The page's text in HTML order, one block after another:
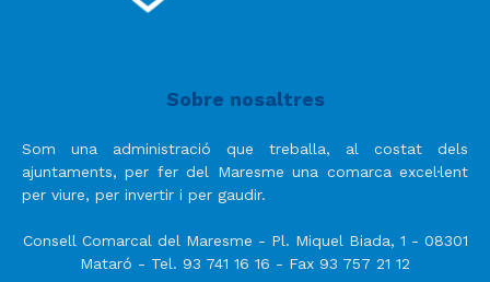
Sobre nosaltres
Som una administració que treballa, al costat dels
ajuntaments, per fer del Maresme una comarca excel·lent
per viure, per invertir i per gaudir.
Consell Comarcal del Maresme - Pl. Miquel Biada, 1 - 08301
Mataró - Tel. 93 741 16 16 - Fax 93 757 21 12